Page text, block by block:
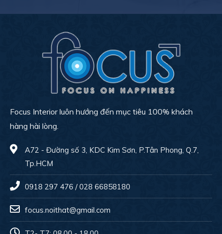
Focus Interior luôn hướng đến mục tiêu 100% khách
hàng hài lòng.
A72 - Đường số 3, KDC Kim Sơn, P.Tân Phong, Q.7,
Tp.HCM
0918 297 476 / 028 66858180
focus.noithat@gmail.com